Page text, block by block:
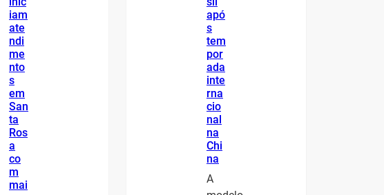
iam
ate
ndi
me
nto
s
em
San
ta
Ros
a
co
m
mai
apó
s
tem
por
ada
inte
rna
cio
nal
na
Chi
na
A